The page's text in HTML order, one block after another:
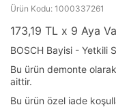
Ürün Kodu: 1000337261
173,19 TL x 9 Aya
BOSCH Bayisi - Yetkili
Bu ürün demonte
aittir.
Bu ürün özel iade